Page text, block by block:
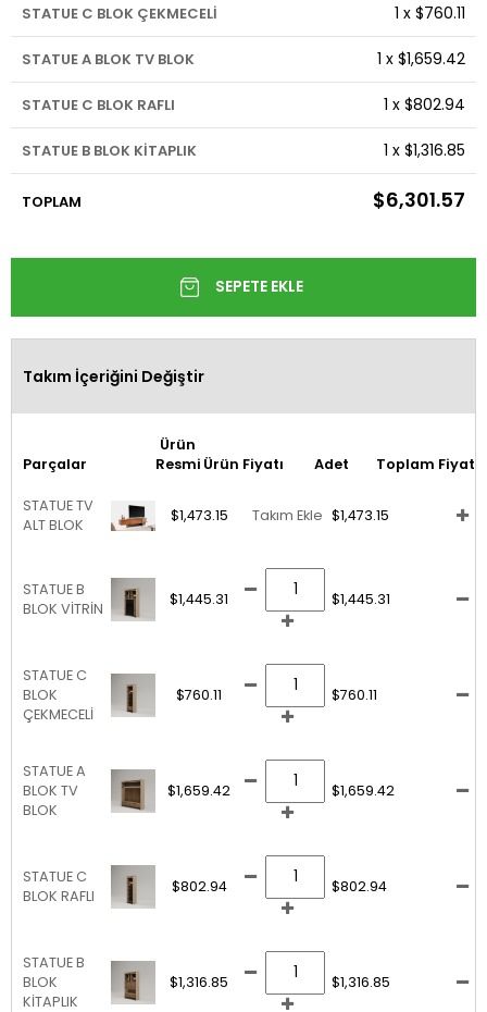
STATUE C BLOK ÇEKMECELİ 1 x $760.11
STATUE A BLOK TV BLOK 1 x $1,659.42
STATUE C BLOK RAFLI 1 x $802.94
STATUE B BLOK KİTAPLIK 1 x $1,316.85
TOPLAM $6,301.57
Takım İçeriğini Değiştir
Parçalar
Ürün
Resmi Ürün Fiyatı Adet Toplam Fiyat
STATUE TV
ALT BLOK
$1,473.15 Takım Ekle $1,473.15
STATUE B
BLOK VİTRİN
$1,445.31 $1,445.31
STATUE C
BLOK
ÇEKMECELİ
$760.11 $760.11
STATUE A
BLOK TV
BLOK
$1,659.42 $1,659.42
STATUE C
BLOK RAFLI
$802.94 $802.94
STATUE B
BLOK
KİTAPLIK
$1,316.85 $1,316.85